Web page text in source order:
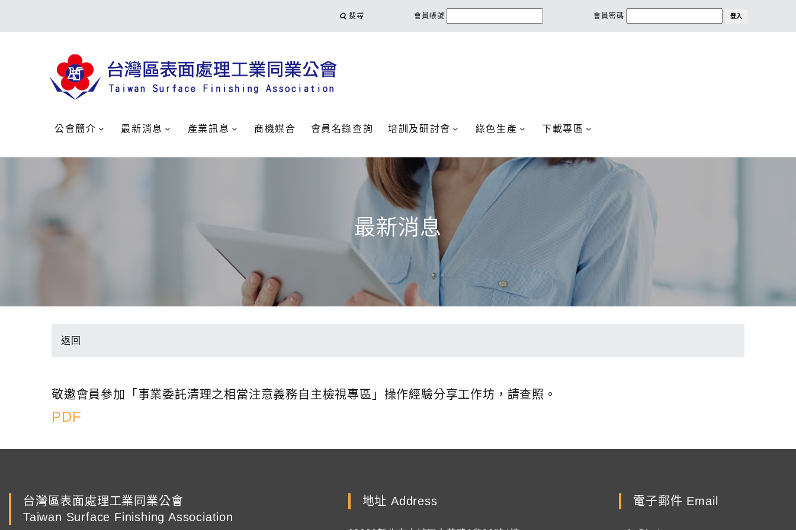
搜尋 會員帳號 會員密碼 登入
公會簡介 最新消息 產業訊息 商機媒合 會員名錄查詢 培訓及研討會 綠色生產 下載專區
最新消息
返回
敬邀會員參加「事業委託清理之相當注意義務自主檢視專區」操作經驗分享工作坊，請查照。
PDF
台灣區表面處理工業同業公會
Taiwan Surface Finishing Association
地址 Address 電子郵件 Email